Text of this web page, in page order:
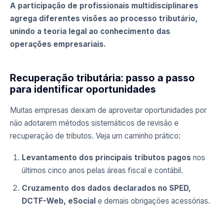
A participação de profissionais multidisciplinares
agrega diferentes visões ao processo tributário,
unindo a teoria legal ao conhecimento das
operações empresariais.
Recuperação tributária: passo a passo
para identificar oportunidades
Muitas empresas deixam de aproveitar oportunidades por
não adotarem métodos sistemáticos de revisão e
recuperação de tributos. Veja um caminho prático:
Levantamento dos principais tributos pagos nos
últimos cinco anos pelas áreas fiscal e contábil.
Cruzamento dos dados declarados no SPED,
DCTF-Web, eSocial e demais obrigações acessórias.